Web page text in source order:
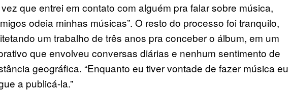
que entrei em contato com alguém pra falar sobre música,
odeia minhas músicas”. O resto do processo foi tranquilo,
um trabalho de três anos pra conceber o álbum, em um
que envolveu conversas diárias e nenhum sentimento de
geográfica. “Enquanto eu tiver vontade de fazer música eu
a publicá-la.”